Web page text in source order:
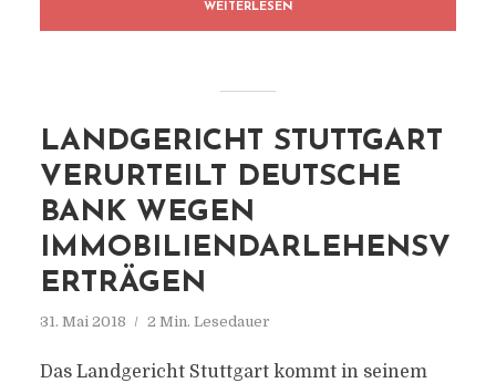
WEITERLESEN
LANDGERICHT STUTTGART
VERURTEILT DEUTSCHE
BANK WEGEN
IMMOBILIENDARLEHENSV
ERTRÄGEN
31. Mai 2018 2 Min. Lesedauer
Das Landgericht Stuttgart kommt in seinem